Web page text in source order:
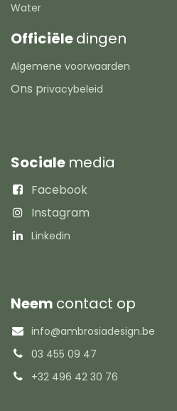
Water
Officiëledingen
Algemene voorwaarden
Ons privacybeleid
Sociale media
Facebook
Instagram
Linkedin
Neem contact op
info@ambrosiadesign.be
03 455 09 47
+32 496 42 30 76